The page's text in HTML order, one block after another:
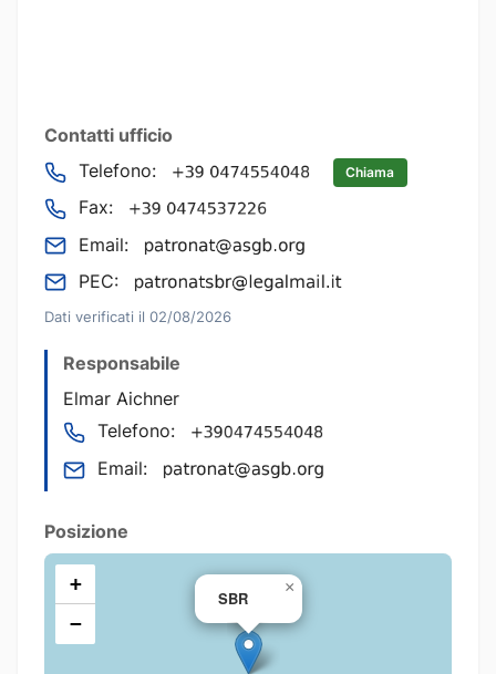
Contatti ufficio
Telefono:
Chiama
Fax:
Email:
PEC:
Dati verificati il 02/08/2026
Responsabile
Elmar Aichner
Telefono:
Email:
Posizione
SBR
×
+
−